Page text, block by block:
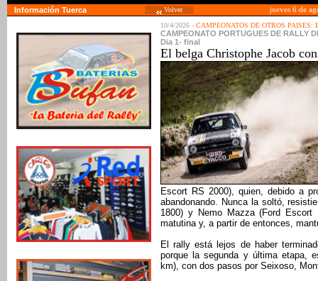
Información Tuerca Volver
jueves 6 de
10/4/2026 - CAMPEONATOS DE OTROS PAISES:
CAMPEONATO PORTUGUES DE RALLY
Dia 1- final
El belga Christophe Jacob
Escort RS 2000), quien, debido a
abandonando. Nunca la soltó,
1800) y Nemo Mazza (Ford
matutina y, a partir de entonces,
El rally está lejos de haber
porque la segunda y última etapa,
km), con dos pasos por Seixoso,